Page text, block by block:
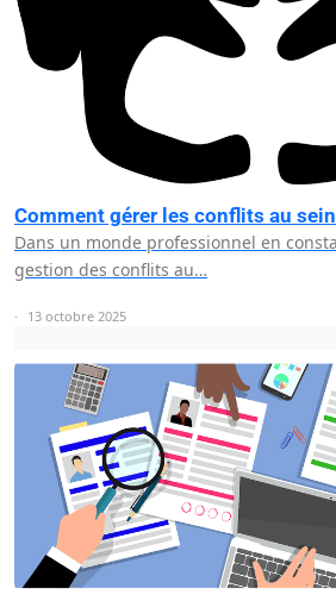
Comment gérer les conflits au sein
Dans un monde professionnel en
gestion des conflits au…
13 octobre 2025